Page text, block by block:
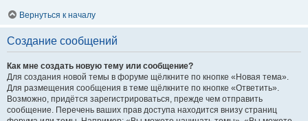
Вернуться к началу
Создание сообщений
Как мне создать новую тему или сообщение?
Для создания новой темы в форуме щёлкните по кнопке «Новая тема».
Для размещения сообщения в теме щёлкните по кнопке «Ответить».
Возможно, придётся зарегистрироваться, прежде чем отправить
сообщение. Перечень ваших прав доступа находится внизу страниц